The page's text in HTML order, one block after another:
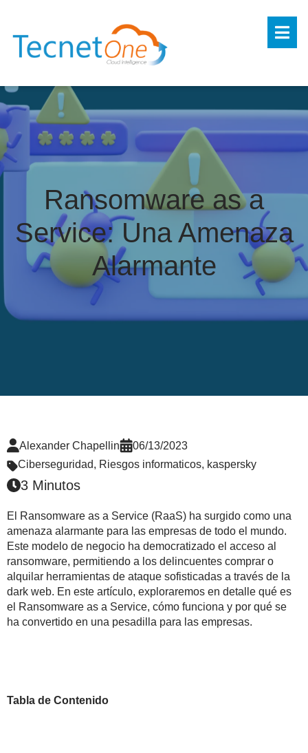
Ransomware as a
Service: Una Amenaza
Alarmante
Alexander Chapellin
06/13/2023
Ciberseguridad, Riesgos informaticos, kaspersky
3 Minutos
El Ransomware as a Service (RaaS) ha surgido como una
amenaza alarmante para las empresas de todo el mundo.
Este modelo de negocio ha democratizado el acceso al
ransomware, permitiendo a los delincuentes comprar o
alquilar herramientas de ataque sofisticadas a través de la
dark web. En este artículo, exploraremos en detalle qué es
el Ransomware as a Service, cómo funciona y por qué se
ha convertido en una pesadilla para las empresas.
Tabla de Contenido